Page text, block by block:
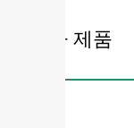
유사 제품